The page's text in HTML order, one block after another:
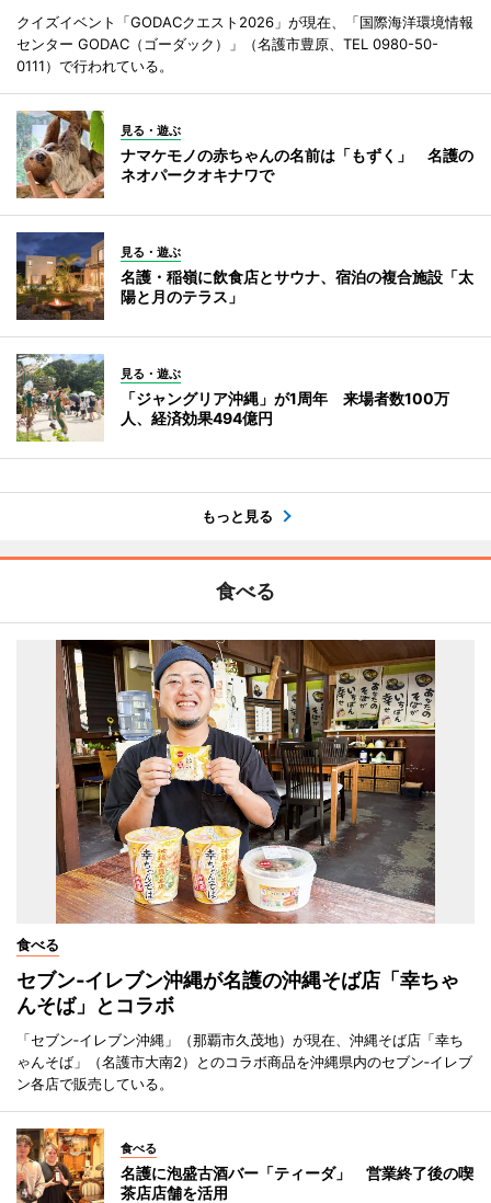
クイズイベント「GODACクエスト2026」が現在、「国際海洋環境情報
センター GODAC（ゴーダック）」（名護市豊原、TEL 0980-50-
0111）で行われている。
見る・遊ぶ
ナマケモノの赤ちゃんの名前は「もずく」 名護の
ネオパークオキナワで
見る・遊ぶ
名護・稲嶺に飲食店とサウナ、宿泊の複合施設「太
陽と月のテラス」
見る・遊ぶ
「ジャングリア沖縄」が1周年 来場者数100万
人、経済効果494億円
もっと見る
食べる
食べる
セブン‐イレブン沖縄が名護の沖縄そば店「幸ちゃ
んそば」とコラボ
「セブン‐イレブン沖縄」（那覇市久茂地）が現在、沖縄そば店「幸ち
ゃんそば」（名護市大南2）とのコラボ商品を沖縄県内のセブン‐イレブ
ン各店で販売している。
食べる
名護に泡盛古酒バー「ティーダ」 営業終了後の喫
茶店店舗を活用